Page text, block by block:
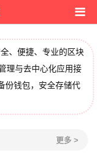
、便捷、专业的区块
理与去中心化应用接
份钱包，安全存储代
更多 >